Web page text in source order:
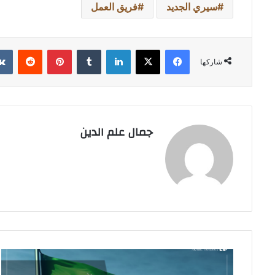
سيري الجديد فريق العمل
شاركها
فيسبوك ‫X لينكدإن بينتيريست
جمال علم الدين
السعودية